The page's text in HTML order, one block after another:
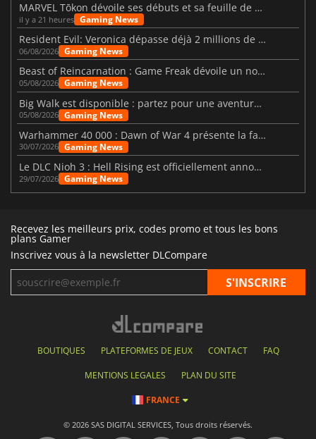
MARVEL Tōkon dévoile ses débuts et sa feuille de route
il y a 21 heures Gaming News
Resident Evil: Veronica dépasse déjà 2 millions de wishlists
06/08/2026 Gaming News
Beast of Reincarnation : Game Freak dévoile un nouveau pari
05/08/2026 Gaming News
Big Walk est disponible : partez pour une aventure entre amis
05/08/2026 Gaming News
Warhammer 40 000 : Dawn of War 4 présente la faction des Nécrons
30/07/2026 Gaming News
Le DLC Nioh 3 : Hell Rising est officiellement annoncé
29/07/2026 Gaming News
Recevez les meilleurs prix, codes promo et tous les bons
plans Gamer
Inscrivez vous à la newsletter DLCompare
BOUTIQUES PLATEFORMES DE JEUX CONTACT FAQ
MENTIONS LEGALES PLAN DU SITE
FRANCE
© 2026 SAS DIGITAL SERVICES, Tous droits réservés.